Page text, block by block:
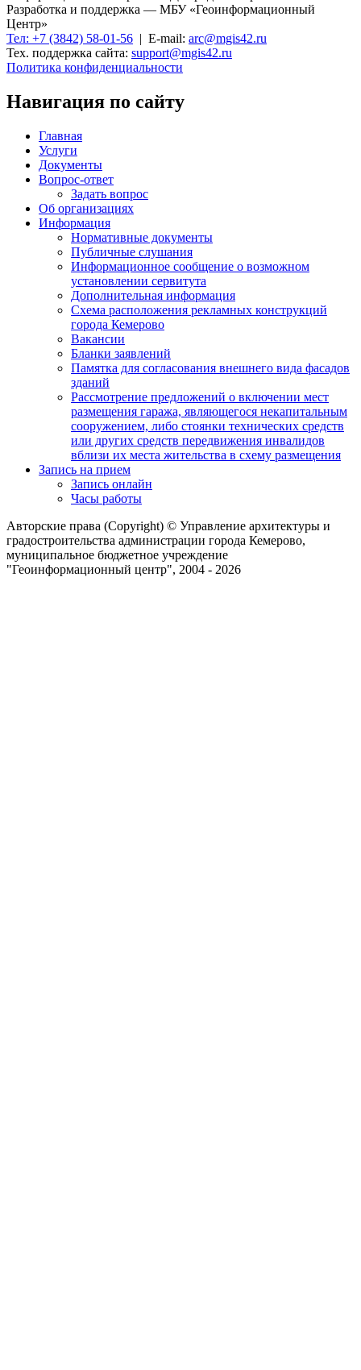
Разработка и поддержка — МБУ «Геоинформационный
Центр»
Тел: +7 (3842) 58-01-56 | E-mail: arc@mgis42.ru
Тех. поддержка сайта: support@mgis42.ru
Политика конфиденциальности
Навигация по сайту
Главная
Услуги
Документы
Вопрос-ответ
Задать вопрос
Об организациях
Информация
Нормативные документы
Публичные слушания
Информационное сообщение о возможном
установлении сервитута
Дополнительная информация
Схема расположения рекламных конструкций
города Кемерово
Вакансии
Бланки заявлений
Памятка для согласования внешнего вида фасадов
зданий
Рассмотрение предложений о включении мест
размещения гаража, являющегося некапитальным
сооружением, либо стоянки технических средств
или других средств передвижения инвалидов
вблизи их места жительства в схему размещения
Запись на прием
Запись онлайн
Часы работы
Авторские права (Copyright) © Управление архитектуры и
градостроительства администрации города Кемерово,
муниципальное бюджетное учреждение
"Геоинформационный центр", 2004 - 2026